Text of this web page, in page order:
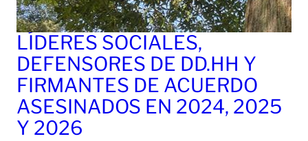
LÍDERES SOCIALES,
DEFENSORES DE DD.HH Y
FIRMANTES DE ACUERDO
ASESINADOS EN 2024, 2025
Y 2026